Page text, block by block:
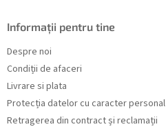
Informații pentru tine
Despre noi
Condiții de afaceri
Livrare si plata
Protecția datelor cu caracter personal
Retragerea din contract și reclamații